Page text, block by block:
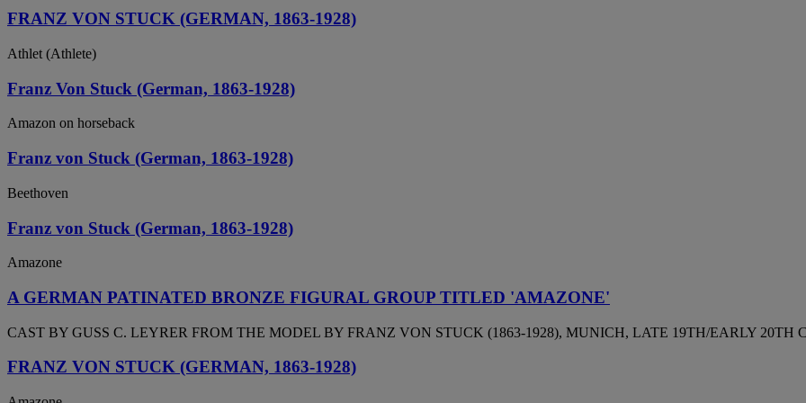
FRANZ VON STUCK (GERMAN, 1863-1928)
Athlet (Athlete)
Franz Von Stuck (German, 1863-1928)
Amazon on horseback
Franz von Stuck (German, 1863-1928)
Beethoven
Franz von Stuck (German, 1863-1928)
Amazone
A GERMAN PATINATED BRONZE FIGURAL GROUP TITLED 'AMAZONE'
CAST BY GUSS C. LEYRER FROM THE MODEL BY FRANZ VON STUCK (1863-1928), MUNICH, LATE 19TH/EARLY 20TH
FRANZ VON STUCK (GERMAN, 1863-1928)